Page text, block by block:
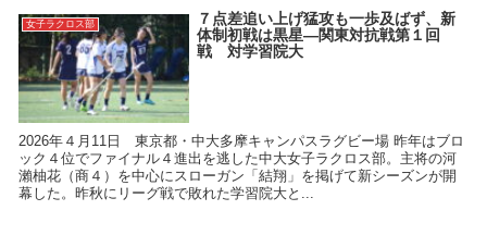
女子ラクロス部
７点差追い上げ猛攻も一歩及ばず、新
体制初戦は黒星―関東対抗戦第１回
戦 対学習院大
2026年４月11日 東京都・中大多摩キャンパスラグビー場 昨年はブロ
ック４位でファイナル４進出を逃した中大女子ラクロス部。主将の河
瀨柚花（商４）を中心にスローガン「結翔」を掲げて新シーズンが開
幕した。昨秋にリーグ戦で敗れた学習院大と...